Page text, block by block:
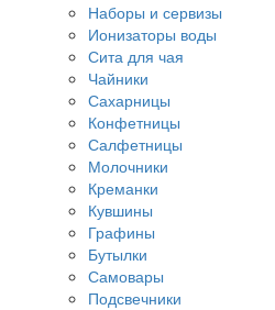
Наборы и сервизы
Ионизаторы воды
Сита для чая
Чайники
Сахарницы
Конфетницы
Салфетницы
Молочники
Креманки
Кувшины
Графины
Бутылки
Самовары
Подсвечники